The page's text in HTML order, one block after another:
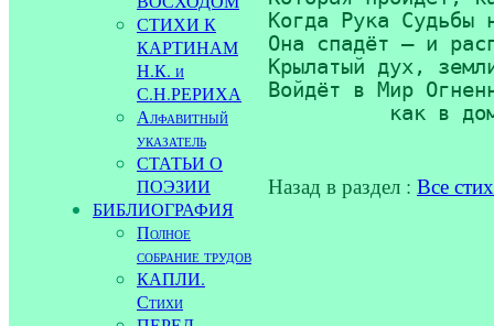
СТИХИ К
КАРТИНАМ
Н.К. и
С.Н.РЕРИХА
Алфавитный
указатель
СТАТЬИ О
ПОЭЗИИ
БИБЛИОГРАФИЯ
Полное
собрание трудов
КАПЛИ.
Стихи
Когда Рука Судьбы
Она спадёт — и
Крылатый дух,
Войдёт в Мир
как в
Назад в раздел : Все